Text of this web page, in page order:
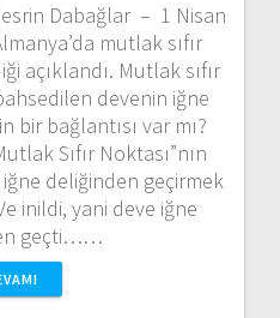
Dabağlar – 1 Nisan
mutlak sıfır
açıklandı. Mutlak sıfır
devenin iğne
bir bağlantısı var mı?
Sıfır Noktası”nın
deliğinden geçirmek
inildi, yani deve iğne
geçti……